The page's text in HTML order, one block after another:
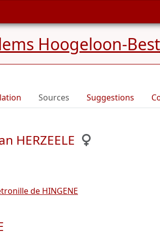
Hoogeloon-Best
Sources Suggestions
HERZEELE
de HINGENE